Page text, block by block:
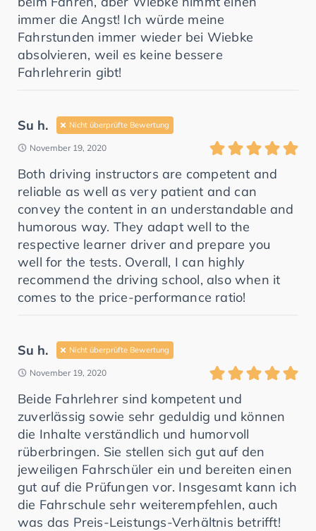
immer die Angst! Ich würde meine
Fahrstunden immer wieder bei Wiebke
absolvieren, weil es keine bessere
Fahrlehrerin gibt!
Su h. Nicht überprüfte Bewertung
November 19, 2020
Both driving instructors are competent and
reliable as well as very patient and can
convey the content in an understandable and
humorous way. They adapt well to the
respective learner driver and prepare you
well for the tests. Overall, I can highly
recommend the driving school, also when it
comes to the price-performance ratio!
Su h. Nicht überprüfte Bewertung
November 19, 2020
Beide Fahrlehrer sind kompetent und
zuverlässig sowie sehr geduldig und können
die Inhalte verständlich und humorvoll
rüberbringen. Sie stellen sich gut auf den
jeweiligen Fahrschüler ein und bereiten einen
gut auf die Prüfungen vor. Insgesamt kann ich
die Fahrschule sehr weiterempfehlen, auch
was das Preis-Leistungs-Verhältnis betrifft!